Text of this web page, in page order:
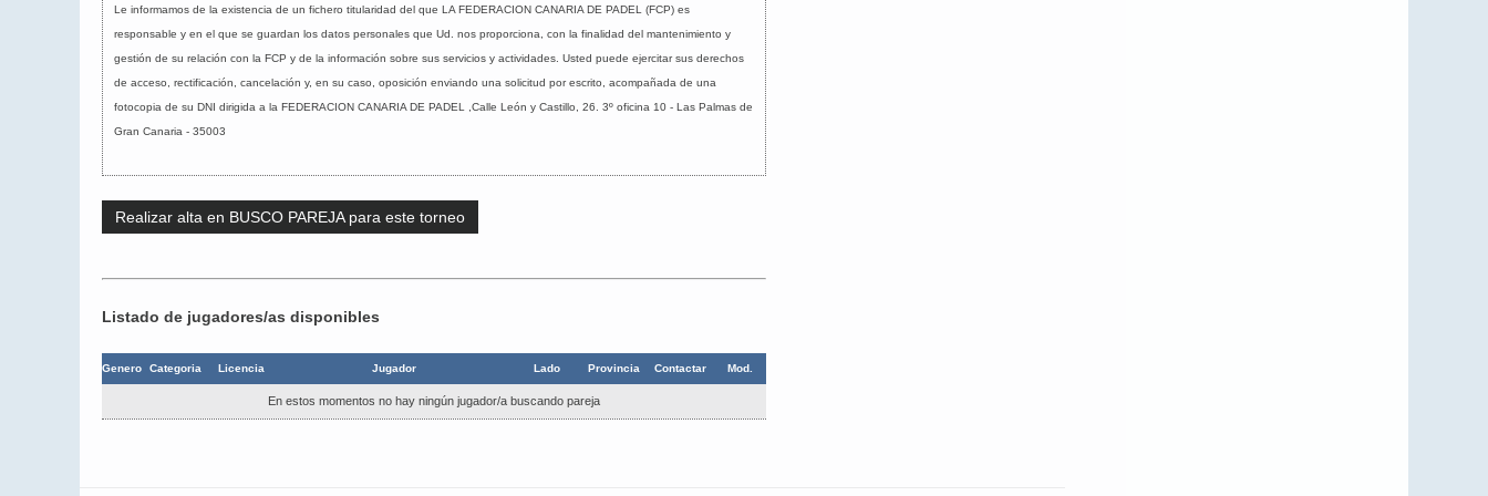
Le informamos de la existencia de un fichero titularidad del que LA FEDERACION CANARIA DE PADEL (FCP) es
responsable y en el que se guardan los datos personales que Ud. nos proporciona, con la finalidad del mantenimiento y
gestión de su relación con la FCP y de la información sobre sus servicios y actividades. Usted puede ejercitar sus derechos
de acceso, rectificación, cancelación y, en su caso, oposición enviando una solicitud por escrito, acompañada de una
fotocopia de su DNI dirigida a la FEDERACION CANARIA DE PADEL , Calle León y Castillo, 26. 3º oficina 10 - Las Palmas de
Gran Canaria - 35003
Realizar alta en BUSCO PAREJA para este torneo
Listado de jugadores/as disponibles
Genero Categoria Licencia Jugador Lado Provincia Contactar Mod.
En estos momentos no hay ningún jugador/a buscando pareja